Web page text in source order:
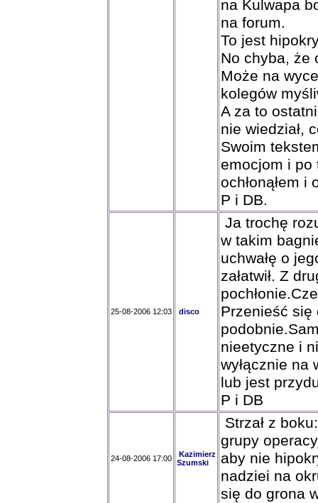
na Kulwapa
na forum.
To jest
No chyba, że
Może na
kolegów
A za to
nie wiedział,
Swoim
emocjom i po
ochłonąłem
P i DB.
25-08-2006 12:03 disco
Ja trochę
w takim
uchwałę o
załatwił. Z
Przenieść się
nieetyczne i
wyłącznie na
lub jest
P i DB
24-08-2006 17:00
Kazimierz
Szumski
Strzał z
grupy
aby nie
nadziei na
się do grona